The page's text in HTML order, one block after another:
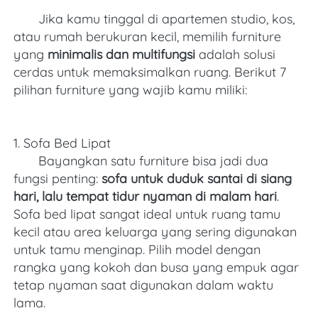
atau rumah berukuran kecil, memilih furniture
yang minimalis dan multifungsi adalah solusi
cerdas untuk memaksimalkan ruang. Berikut 7
pilihan furniture yang wajib kamu miliki:
1. Sofa Bed Lipat
fungsi penting: sofa untuk duduk santai di siang
hari, lalu tempat tidur nyaman di malam hari.
Sofa bed lipat sangat ideal untuk ruang tamu
kecil atau area keluarga yang sering digunakan
untuk tamu menginap. Pilih model dengan
rangka yang kokoh dan busa yang empuk agar
tetap nyaman saat digunakan dalam waktu
lama.